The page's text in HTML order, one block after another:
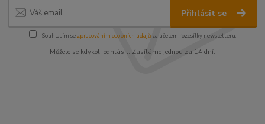
Přihlásit se
Souhlasím se zpracováním osobních údajůza účelem rozesílky newsletteru.
Můžete se kdykoli odhlásit. Zasíláme jednou za 14 dní.